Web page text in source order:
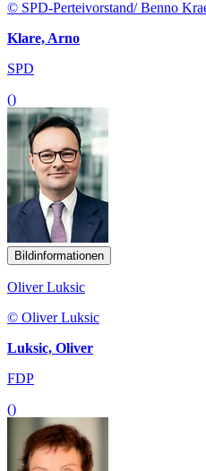
© SPD-Perteivorstand/ Benno
Klare, Arno
SPD
()
Bildinformationen
Oliver Luksic
© Oliver Luksic
Luksic, Oliver
FDP
()